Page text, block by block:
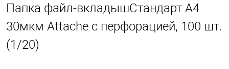
Папка файл-вкладышСтандарт А4
30мкм Attache с перфорацией, 100 шт.
(1/20)